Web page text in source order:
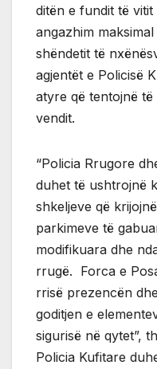
ditën e fundit të
angazhim
shëndetit të
agjentët e Policisë
atyre që tentojnë
vendit.
“Policia Rrugore
duhet të ushtrojnë
shkeljeve që
parkimeve të
modifikuara dhe
rrugë. Forca e
rrisë prezencën
goditjen e
sigurisë në qytet”,
Policia Kufitare